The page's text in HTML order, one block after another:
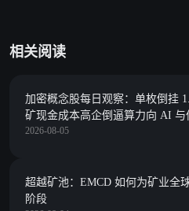
相关阅读
加密概念股每日观察：单枚倒挂
矿现金成本高企倒逼算力向 AI 与
迁移”
2026-08-05
超越矿池：EMCD 如何为矿业全
阶段